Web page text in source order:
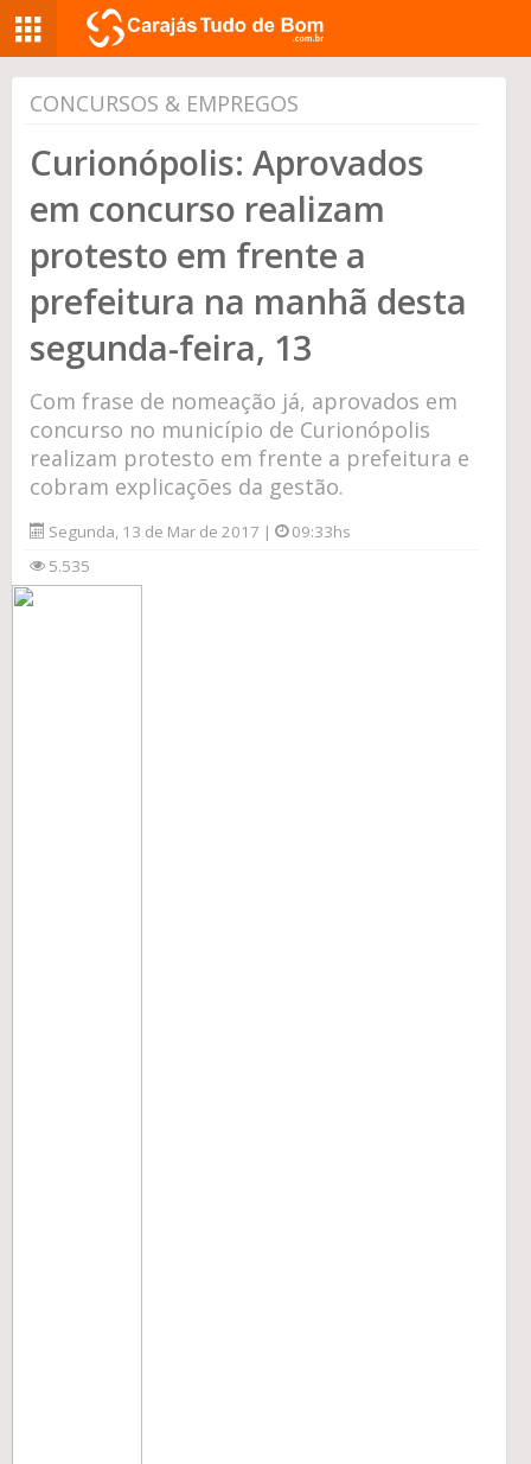
CONCURSOS & EMPREGOS
Curionópolis: Aprovados
em concurso realizam
protesto em frente a
prefeitura na manhã desta
segunda-feira, 13
Com frase de nomeação já, aprovados em
concurso no município de Curionópolis
realizam protesto em frente a prefeitura e
cobram explicações da gestão.
Segunda, 13 de Mar de 2017 |
09:33hs
5.535